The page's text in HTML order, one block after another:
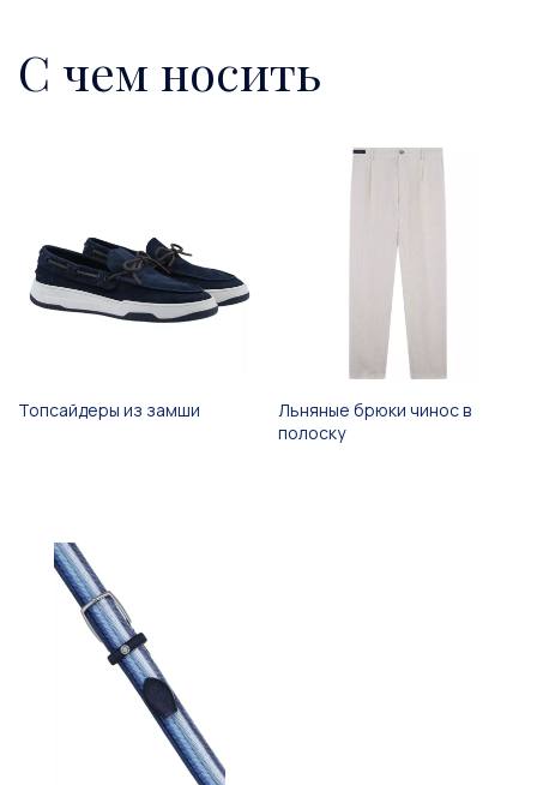
С чем носить
Топсайдеры из замши
Льняные брюки чинос в
полоску